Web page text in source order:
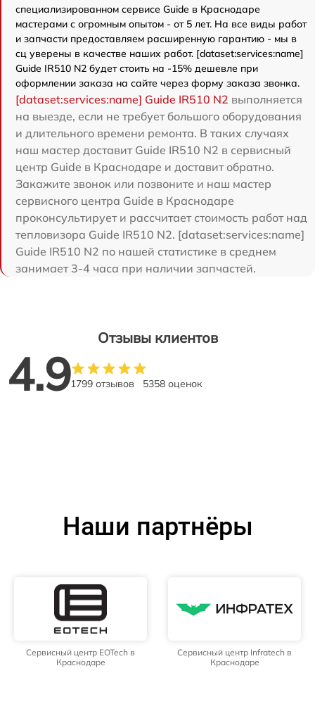
специализированном сервисе Guide в Краснодаре
мастерами с огромным опытом - от 5 лет. На все виды работ
и запчасти предоставляем расширенную гарантию - мы в
сц уверены в качестве наших работ. [dataset:services:name]
Guide IR510 N2 будет стоить на -15% дешевле при
оформлении заказа на сайте через форму заказа звонка.
[dataset:services:name] Guide IR510 N2 выполняется
на выезде, если не требует большого оборудования
и длительного времени ремонта. В таких случаях
наш мастер доставит Guide IR510 N2 в сервисный
центр Guide в Краснодаре и доставит обратно.
Закажите звонок или позвоните и наш мастер
сервисного центра Guide в Краснодаре
проконсультирует и рассчитает стоимость работ над
тепловизора Guide IR510 N2. [dataset:services:name]
Guide IR510 N2 по нашей статистике в среднем
занимает 3-4 часа при наличии запчастей.
Отзывы клиентов
4.91799 отзывов 5358 оценок
Наши партнёры
Сервисный центр EOTech в
Краснодаре
Сервисный центр Infratech в
Краснодаре